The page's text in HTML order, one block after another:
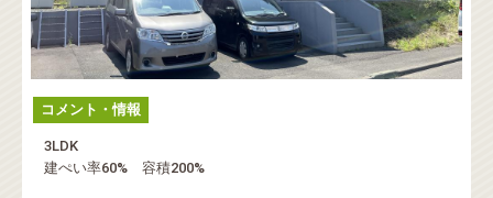
コメント・情報
3LDK
建ぺい率60% 容積200%